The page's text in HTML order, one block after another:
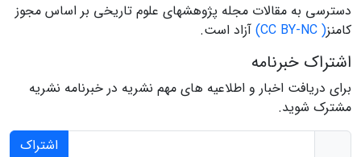
دسترسی به مقالات مجله پژوهشهای علوم تاریخی بر اساس مجوز
کامنز( CC BY-NC) آزاد است.
اشتراک خبرنامه
برای دریافت اخبار و اطلاعیه های مهم نشریه در خبرنامه نشریه
مشترک شوید.
اشتراک